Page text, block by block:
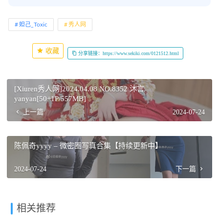
妲己_Toxic 秀人网
收藏 分享链接：https://www.sekiki.com/0121512.html
[Xiuren秀人网]2024.04.08 NO.8352 沐言
yanyan[50+1P/557MB]
上一篇 2024-07-24
陈佩奇yyyy – 微密圈写真合集【持续更新中】
2024-07-24 下一篇
相关推荐